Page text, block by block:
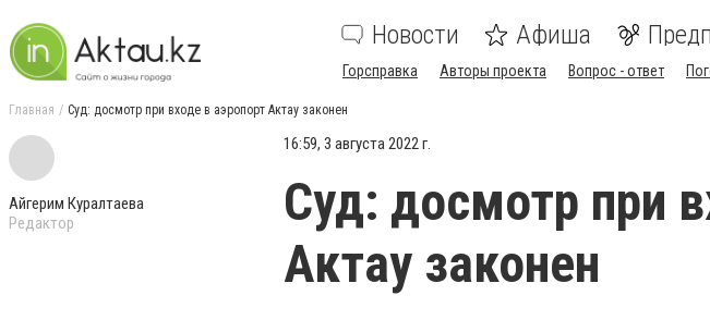
Новости Афиша
Горсправка Авторы проекта Вопрос - ответ
Главная Суд: досмотр при входе в аэропорт Актау законен
Айгерим Куралтаева
Редактор
16:59, 3 августа 2022 г.
Суд: досмотр при
Актау законен